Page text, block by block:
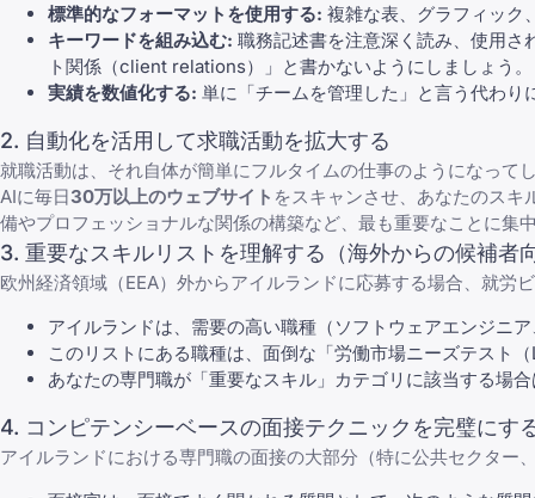
標準的なフォーマットを使用する: 複雑な表、グラフィック
キーワードを組み込む: 職務記述書を注意深く読み、使用
ト関係（client relations）」と書かないようにしましょう。
実績を数値化する: 単に「チームを管理した」と言う代わ
2. 自動化を活用して求職活動を拡大する
就職活動は、それ自体が簡単にフルタイムの仕事のようになって
AIに毎日30万以上のウェブサイト をスキャンさせ、あなたのス
備やプロフェッショナルな関係の構築など、最も重要なことに集
3. 重要なスキルリストを理解する（海外からの候補者
欧州経済領域（EEA）外からアイルランドに応募する場合、就
アイルランドは、需要の高い職種（ソフトウェアエンジニ
このリストにある職種は、面倒な「労働市場ニーズテスト
あなたの専門職が「重要なスキル」カテゴリに該当する場
4. コンピテンシーベースの面接テクニックを完璧にす
アイルランドにおける専門職の面接の大部分（特に公共セクター